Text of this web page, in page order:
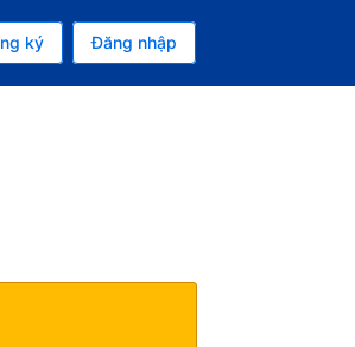
là Đô la Mỹ
bạn là Tiếng Việt
ký Đăng nhập